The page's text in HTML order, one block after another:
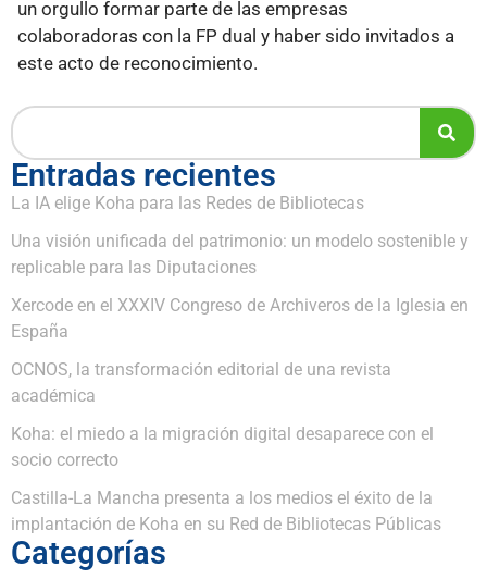
un orgullo formar parte de las empresas
colaboradoras con la FP dual y haber sido invitados a
este acto de reconocimiento.
Entradas recientes
La IA elige Koha para las Redes de Bibliotecas
Una visión unificada del patrimonio: un modelo sostenible y
replicable para las Diputaciones
Xercode en el XXXIV Congreso de Archiveros de la Iglesia en
España
OCNOS, la transformación editorial de una revista
académica
Koha: el miedo a la migración digital desaparece con el
socio correcto
Castilla-La Mancha presenta a los medios el éxito de la
implantación de Koha en su Red de Bibliotecas Públicas
Categorías